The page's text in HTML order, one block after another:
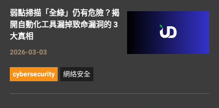
弱點掃描「全綠」仍有危險？揭
開自動化工具漏掉致命漏洞的 3
大真相
2026-03-03
cybersecurity 網絡安全